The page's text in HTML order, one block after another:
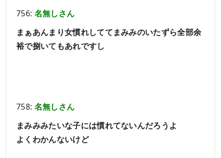
756: 名無しさん
まぁあんまり女慣れしててまみみのいたずら全部余
裕で捌いてもあれですし
758: 名無しさん
まみみみたいな子には慣れてないんだろうよ
よくわかんないけど